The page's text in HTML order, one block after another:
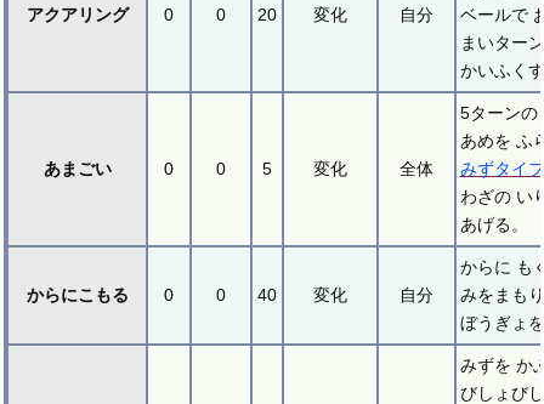
アクアリング 0 0 20 変化 自分
ベールで
まいター
かいふく
あまごい 0 0 5 変化 全体
5ターンの
あめを ふ
みずタイプ
わざの い
あげる。
からにこもる 0 0 40 変化 自分
からに も
みをまも
ぼうぎょ
みずを か
びしょび